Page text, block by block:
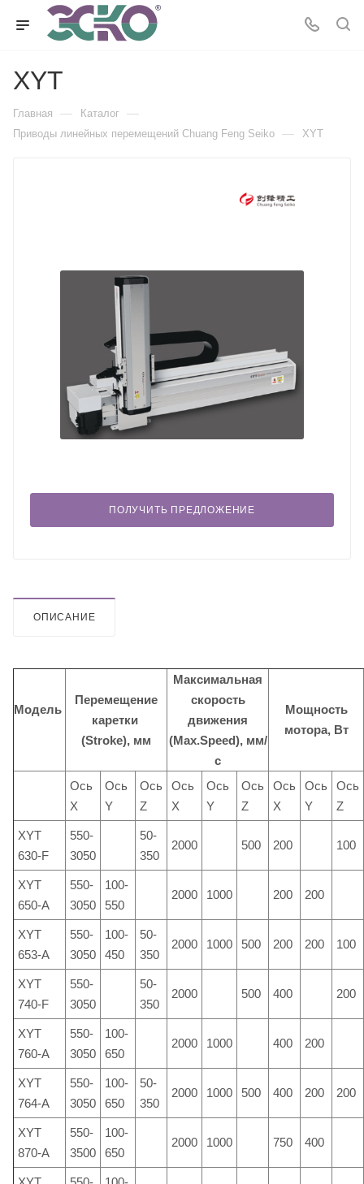
XYT
Главная — Каталог —
Приводы линейных перемещений Chuang Feng Seiko — XYT
ПОЛУЧИТЬ ПРЕДЛОЖЕНИЕ
ОПИСАНИЕ
Модель
Перемещение
каретки
(Stroke), мм
Максимальная
скорость
движения
(Max.Speed), мм/
с
Мощность
мотора, Вт
Ось
X
Ось
Y
Ось
Z
Ось
X
Ось
Y
Ось
Z
Ось
X
Ось
Y
Ось
Z
XYT
630-F
550-
3050
50-
350
2000 500 200 100
XYT
650-A
550-
3050
100-
550
2000 1000 200 200
XYT
653-A
550-
3050
100-
450
50-
350
2000 1000 500 200 200 100
XYT
740-F
550-
3050
50-
350
2000 500 400 200
XYT
760-A
550-
3050
100-
650
2000 1000 400 200
XYT
764-A
550-
3050
100-
650
50-
350
2000 1000 500 400 200 200
XYT
870-A
550-
3500
100-
650
2000 1000 750 400